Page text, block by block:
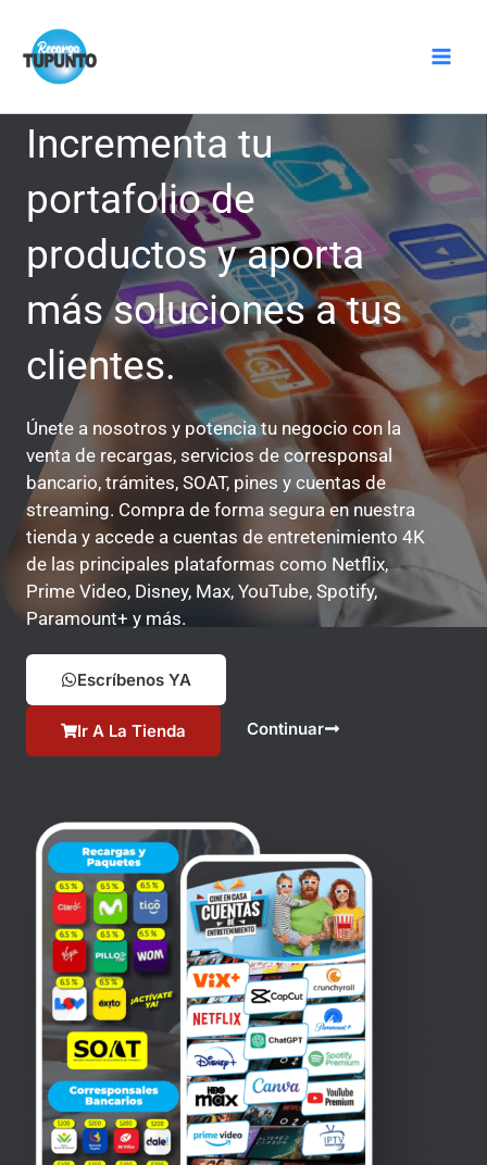
contenido
Incrementa tu
portafolio de
productos y aporta
más soluciones a tus
clientes.
Únete a nosotros y potencia tu negocio con la
venta de recargas, servicios de corresponsal
bancario, trámites, SOAT, pines y cuentas de
streaming. Compra de forma segura en nuestra
tienda y accede a cuentas de entretenimiento 4K
de las principales plataformas como Netflix,
Prime Video, Disney, Max, YouTube, Spotify,
Paramount+ y más.
Escríbenos YA
Ir A La Tienda Continuar